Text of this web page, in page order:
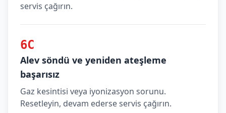
servis çağırın.
6C
Alev söndü ve yeniden ateşleme
başarısız
Gaz kesintisi veya iyonizasyon sorunu.
Resetleyin, devam ederse servis çağırın.